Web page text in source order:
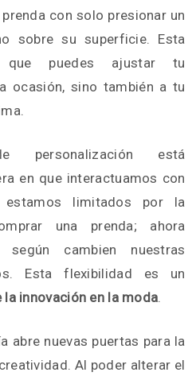
prenda con solo presionar un
sobre su superficie. Esta
que puedes ajustar tu
ocasión, sino también a tu
personalización está
en que interactuamos con
limitados por la
una prenda; ahora
según cambien nuestras
Esta flexibilidad es un
innovación en la moda.
abre nuevas puertas para la
Al poder alterar el